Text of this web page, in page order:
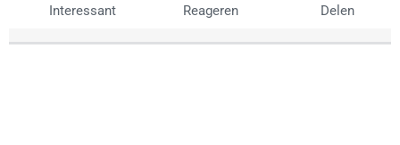
Interessant Reageren Delen